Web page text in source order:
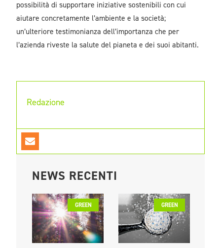
possibilità di supportare iniziative sostenibili con cui
aiutare concretamente l’ambiente e la società;
un’ulteriore testimonianza dell’importanza che per
l’azienda riveste la salute del pianeta e dei suoi abitanti.
Redazione
NEWS RECENTI
GREEN GREEN